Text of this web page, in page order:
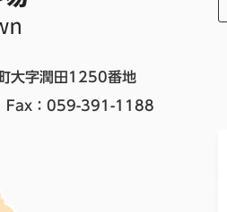
大字潤田1250番地
Fax：059-391-1188